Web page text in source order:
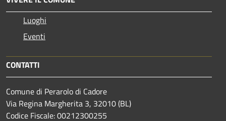
Luoghi
Eventi
CONTATTI
Comune di Perarolo di Cadore
Via Regina Margherita 3, 32010 (BL)
Codice Fiscale: 00212300255